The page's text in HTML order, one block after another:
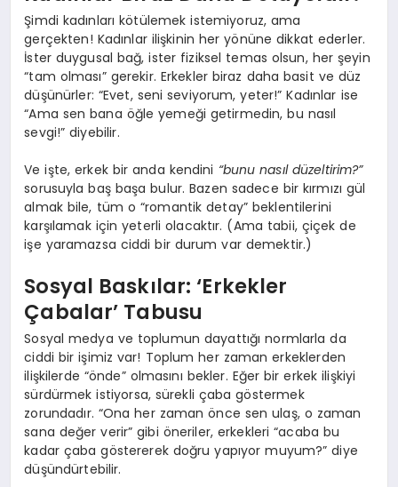
Şimdi kadınları kötülemek istemiyoruz, ama
gerçekten! Kadınlar ilişkinin her yönüne dikkat ederler.
İster duygusal bağ, ister fiziksel temas olsun, her şeyin
“tam olması” gerekir. Erkekler biraz daha basit ve düz
düşünürler: “Evet, seni seviyorum, yeter!” Kadınlar ise
“Ama sen bana öğle yemeği getirmedin, bu nasıl
sevgi!” diyebilir.
Ve işte, erkek bir anda kendini “bunu nasıl düzeltirim?”
sorusuyla baş başa bulur. Bazen sadece bir kırmızı gül
almak bile, tüm o “romantik detay” beklentilerini
karşılamak için yeterli olacaktır. (Ama tabii, çiçek de
işe yaramazsa ciddi bir durum var demektir.)
Sosyal Baskılar: ‘Erkekler
Çabalar’ Tabusu
Sosyal medya ve toplumun dayattığı normlarla da
ciddi bir işimiz var! Toplum her zaman erkeklerden
ilişkilerde “önde” olmasını bekler. Eğer bir erkek ilişkiyi
sürdürmek istiyorsa, sürekli çaba göstermek
zorundadır. “Ona her zaman önce sen ulaş, o zaman
sana değer verir” gibi öneriler, erkekleri “acaba bu
kadar çaba göstererek doğru yapıyor muyum?” diye
düşündürtebilir.